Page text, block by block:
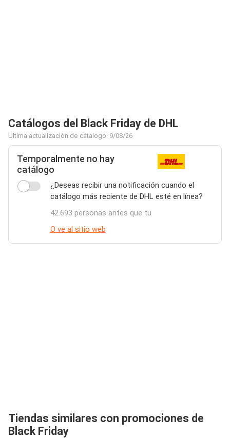
Catálogos del Black Friday de DHL
Ultima actualización de cátalogo: 9/08/26
Temporalmente no hay
catálogo
¿Deseas recibir una notificación cuando el
catálogo más reciente de DHL esté en línea?
42.693 personas antes que tu
O ve al sitio web
Tiendas similares con promociones de
Black Friday